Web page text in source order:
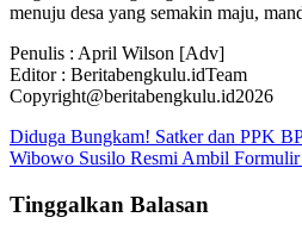
menuju desa yang semakin maju,
Penulis : April Wilson [Adv]
Editor : Beritabengkulu.idTeam
Copyright@beritabengkulu.id2026
Navigasi
pos
Diduga Bungkam! Satker dan PPK
Wibowo Susilo Resmi Ambil
Tinggalkan Balasan